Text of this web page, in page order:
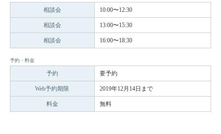
相談会 10:00〜12:30
相談会 13:00〜15:30
相談会 16:00〜18:30
予約・料金
予約 要予約
Web予約期限 2019年12月14日まで
料金 無料